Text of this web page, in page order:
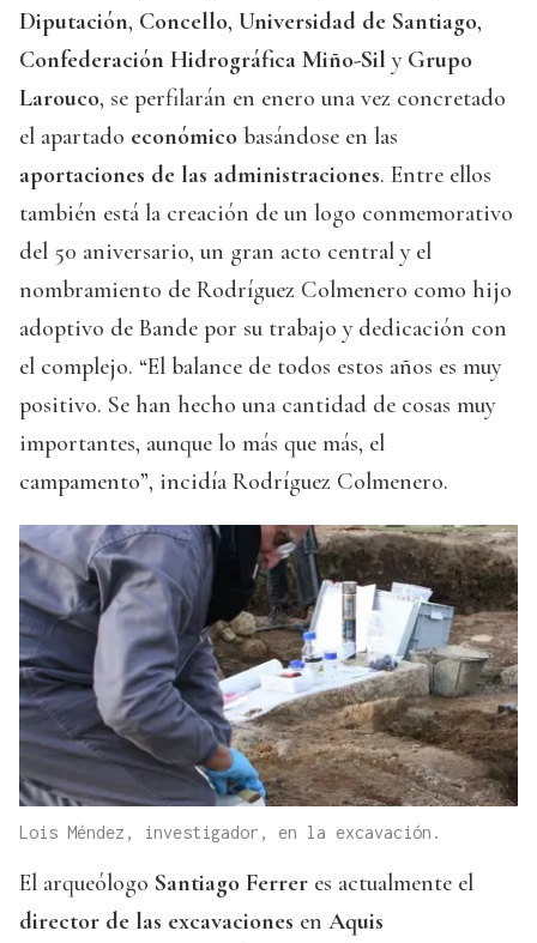
Diputación, Concello, Universidad de Santiago,
Confederación Hidrográfica Miño-Sil y Grupo
Larouco, se perfilarán en enero una vez concretado
el apartado económico basándose en las
aportaciones de las administraciones. Entre ellos
también está la creación de un logo conmemorativo
del 50 aniversario, un gran acto central y el
nombramiento de Rodríguez Colmenero como hijo
adoptivo de Bande por su trabajo y dedicación con
el complejo. “El balance de todos estos años es muy
positivo. Se han hecho una cantidad de cosas muy
importantes, aunque lo más que más, el
campamento”, incidía Rodríguez Colmenero.
Lois Méndez, investigador, en la excavación.
El arqueólogo Santiago Ferrer es actualmente el
director de las excavaciones en Aquis